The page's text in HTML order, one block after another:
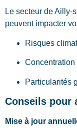
Le secteur de Ailly-
peuvent impacter
Risques
Particularités
Conseils pour
Mise à jour